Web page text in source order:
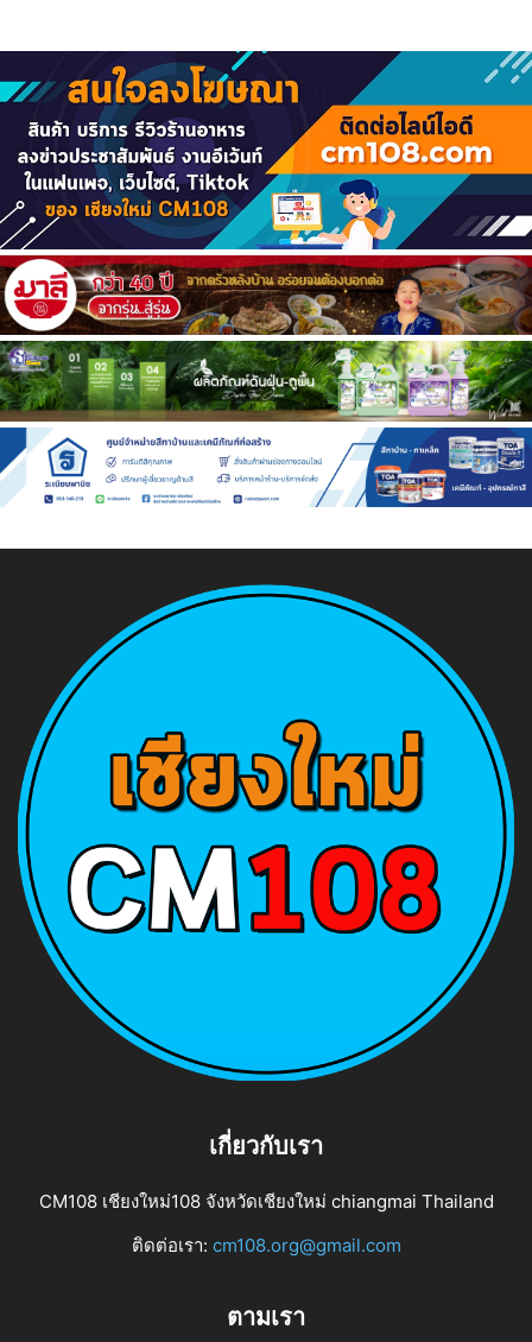
เกี่ยวกับเรา
CM108 เชียงใหม่108 จังหวัดเชียงใหม่ chiangmai Thailand
ติดต่อเรา: cm108.org@gmail.com
ตามเรา